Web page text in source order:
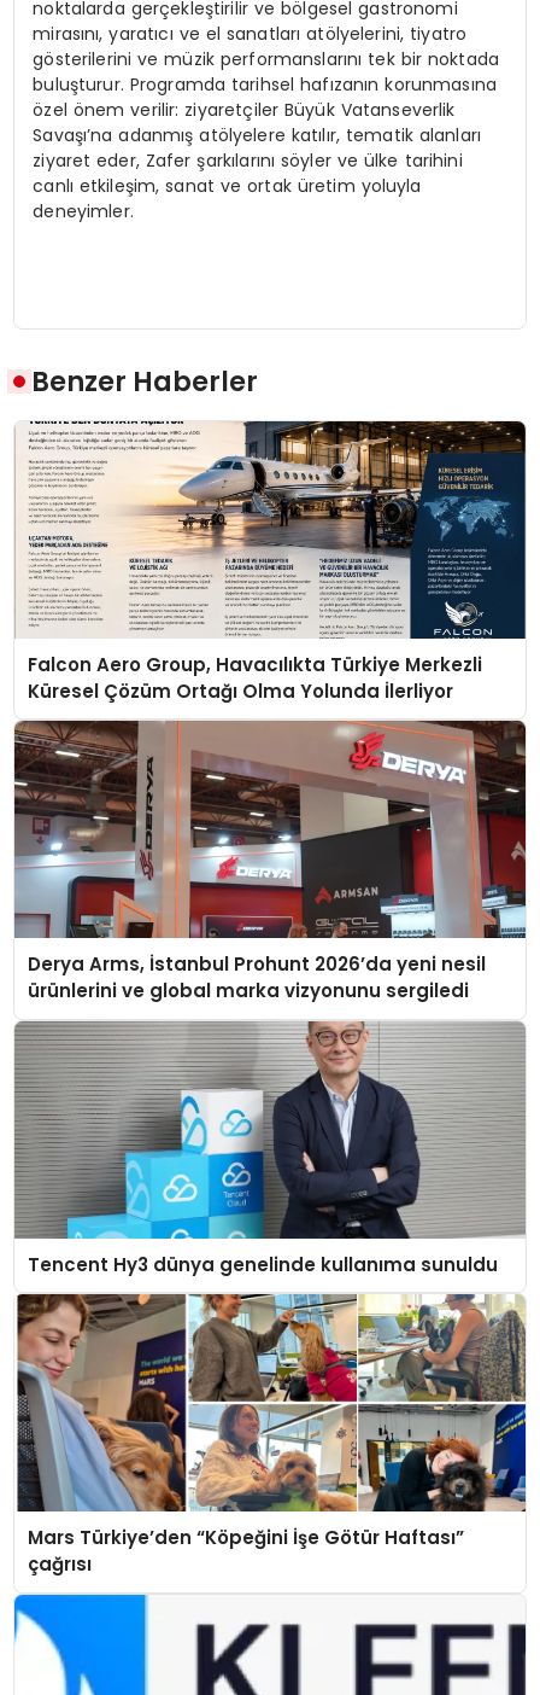
noktalarda gerçekleştirilir ve bölgesel gastronomi
mirasını, yaratıcı ve el sanatları atölyelerini, tiyatro
gösterilerini ve müzik performanslarını tek bir noktada
buluşturur. Programda tarihsel hafızanın korunmasına
özel önem verilir: ziyaretçiler Büyük Vatanseverlik
Savaşı’na adanmış atölyelere katılır, tematik alanları
ziyaret eder, Zafer şarkılarını söyler ve ülke tarihini
canlı etkileşim, sanat ve ortak üretim yoluyla
deneyimler.
Benzer Haberler
Falcon Aero Group, Havacılıkta Türkiye Merkezli
Küresel Çözüm Ortağı Olma Yolunda İlerliyor
Derya Arms, İstanbul Prohunt 2026’da yeni nesil
ürünlerini ve global marka vizyonunu sergiledi
Tencent Hy3 dünya genelinde kullanıma sunuldu
Mars Türkiye’den “Köpeğini İşe Götür Haftası”
çağrısı